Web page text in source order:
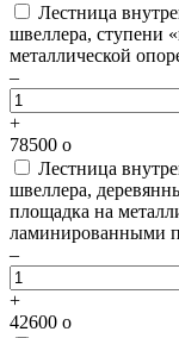
Лестница
швеллера, ступени
металлической
–
+
78500 o
Лестница
швеллера,
площадка на
ламинированными
–
+
42600 o